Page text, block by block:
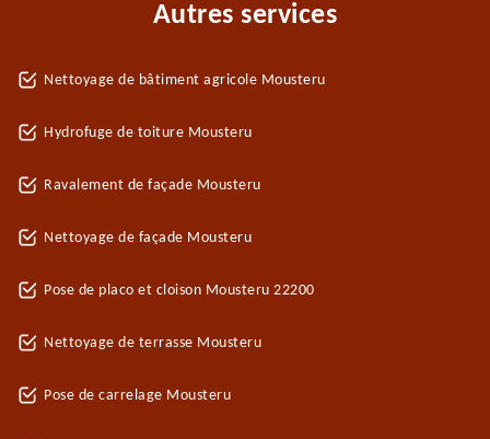
Autres services
Nettoyage de bâtiment agricole Mousteru
Hydrofuge de toiture Mousteru
Ravalement de façade Mousteru
Nettoyage de façade Mousteru
Pose de placo et cloison Mousteru 22200
Nettoyage de terrasse Mousteru
Pose de carrelage Mousteru